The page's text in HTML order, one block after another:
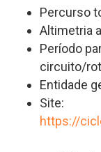
Percurso
Altimetria
Período
circuito/
Entidade
Site:
https://